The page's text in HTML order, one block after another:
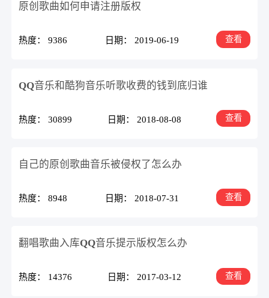
原创歌曲如何申请注册版权
热度： 9386 日期： 2019-06-19 查看
QQ音乐和酷狗音乐听歌收费的钱到底归谁
热度： 30899 日期： 2018-08-08 查看
自己的原创歌曲音乐被侵权了怎么办
热度： 8948 日期： 2018-07-31 查看
翻唱歌曲入库QQ音乐提示版权怎么办
热度： 14376 日期： 2017-03-12 查看